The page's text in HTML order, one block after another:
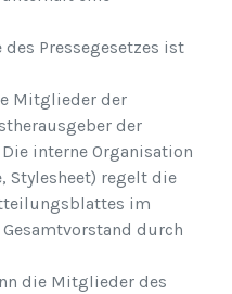
Pressegesetzes ist
Mitglieder der
der
interne Organisation
Stylesheet) regelt die
im
durch
die Mitglieder des